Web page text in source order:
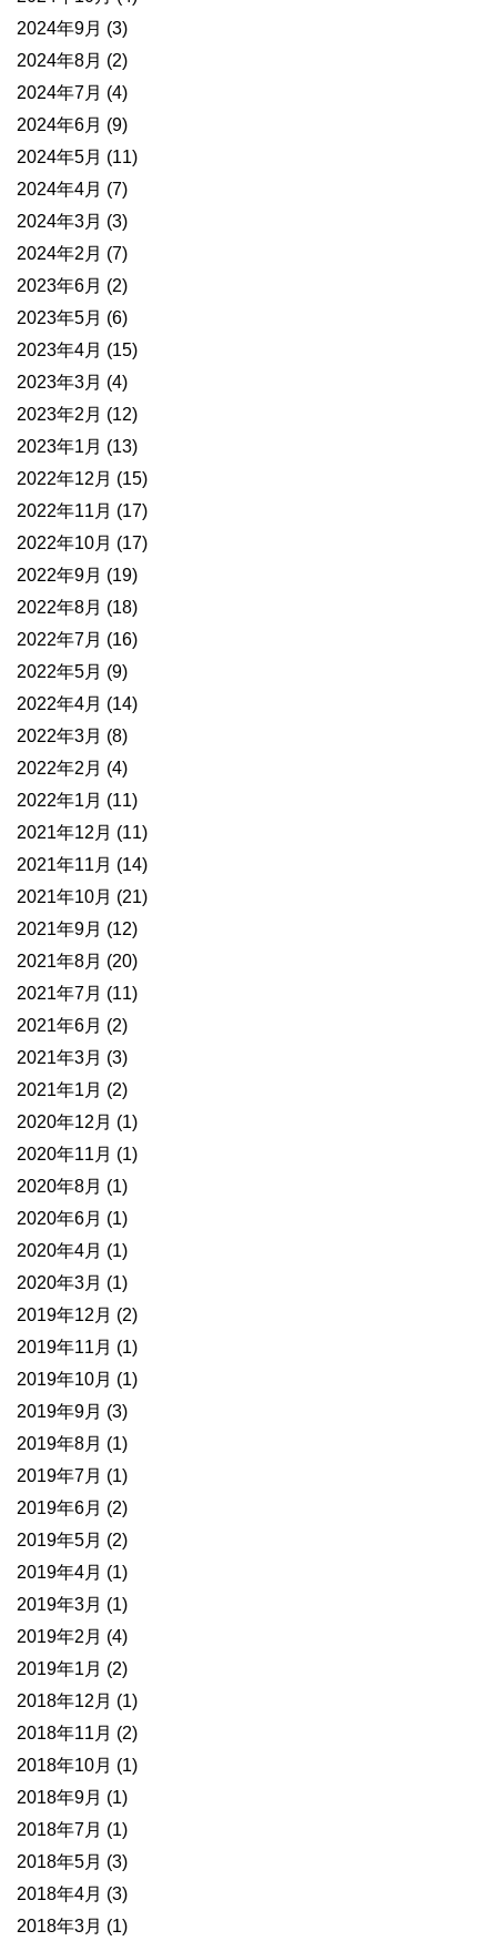
2024年9月 (3)
2024年8月 (2)
2024年7月 (4)
2024年6月 (9)
2024年5月 (11)
2024年4月 (7)
2024年3月 (3)
2024年2月 (7)
2023年6月 (2)
2023年5月 (6)
2023年4月 (15)
2023年3月 (4)
2023年2月 (12)
2023年1月 (13)
2022年12月 (15)
2022年11月 (17)
2022年10月 (17)
2022年9月 (19)
2022年8月 (18)
2022年7月 (16)
2022年5月 (9)
2022年4月 (14)
2022年3月 (8)
2022年2月 (4)
2022年1月 (11)
2021年12月 (11)
2021年11月 (14)
2021年10月 (21)
2021年9月 (12)
2021年8月 (20)
2021年7月 (11)
2021年6月 (2)
2021年3月 (3)
2021年1月 (2)
2020年12月 (1)
2020年11月 (1)
2020年8月 (1)
2020年6月 (1)
2020年4月 (1)
2020年3月 (1)
2019年12月 (2)
2019年11月 (1)
2019年10月 (1)
2019年9月 (3)
2019年8月 (1)
2019年7月 (1)
2019年6月 (2)
2019年5月 (2)
2019年4月 (1)
2019年3月 (1)
2019年2月 (4)
2019年1月 (2)
2018年12月 (1)
2018年11月 (2)
2018年10月 (1)
2018年9月 (1)
2018年7月 (1)
2018年5月 (3)
2018年4月 (3)
2018年3月 (1)